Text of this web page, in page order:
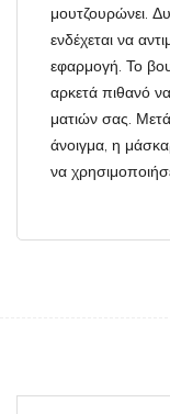
μουτζουρώνει.
ενδέχεται να
εφαρμογή. Το
αρκετά πιθανό
ματιών σας.
άνοιγμα, η
να